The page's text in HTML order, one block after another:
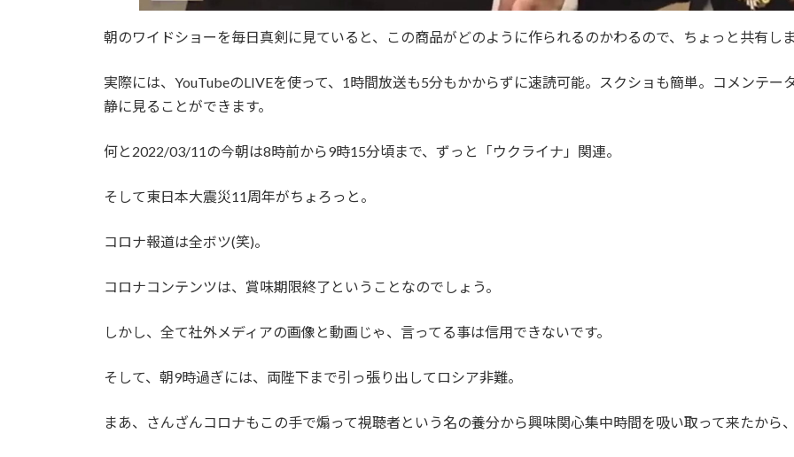
朝のワイドショーを毎日真剣に見ていると、この商品がどのように作られるのかわるので、ちょっと共有し
実際には、YouTubeのLIVEを使って、1時間放送も5分もかからずに速読可能。スクショも簡単。コメンテ
静に見ることができます。
何と2022/03/11の今朝は8時前から9時15分頃まで、ずっと「ウクライナ」関連。
そして東日本大震災11周年がちょろっと。
コロナ報道は全ボツ(笑)。
コロナコンテンツは、賞味期限終了ということなのでしょう。
しかし、全て社外メディアの画像と動画じゃ、言ってる事は信用できないです。
そして、朝9時過ぎには、両陛下まで引っ張り出してロシア非難。
まあ、さんざんコロナもこの手で煽って視聴者という名の養分から興味関心集中時間を吸い取って来たから